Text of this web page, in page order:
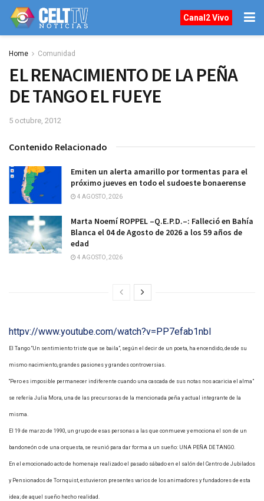
Canal2 Vivo
Home Comunidad
EL RENACIMIENTO DE LA PEÑA
DE TANGO EL FUEYE
5 octubre, 2012
Contenido Relacionado
Emiten un alerta amarillo por tormentas para el
próximo jueves en todo el sudoeste bonaerense
4 AGOSTO, 2026
Marta Noemí ROPPEL –Q.E.P.D.–: Falleció en Bahía
Blanca el 04 de Agosto de 2026 a los 59 años de
edad
4 AGOSTO, 2026
httpv://www.youtube.com/watch?v=PP7efab1nbI
El Tango “Un sentimiento triste que se baila”, según el decir de un poeta, ha encendido, desde su
mismo nacimiento, grandes pasiones y grandes controversias.
“Pero es imposible permanecer indiferente cuando una cascada de sus notas nos acaricia el alma”
se refería Julia Mora, una de las precursoras de la mencionada peña y actual integrante de la
misma.
El 19 de marzo de 1990, un grupo de esas personas a las que conmueve y emociona el son de un
bandoneón o de una orquesta, se reunió para dar forma a un sueño: UNA PEÑA DE TANGO.
En el emocionado acto de homenaje realizado el pasado sábado en el salón del Centro de Jubilados
y Pensionados de Tornquist, estuvieron presentes varios de los animadores y fundadores de esta
idea; de aquel sueño hecho realidad.